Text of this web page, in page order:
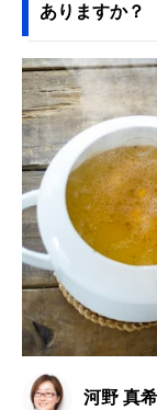
ありますか？
河野 真